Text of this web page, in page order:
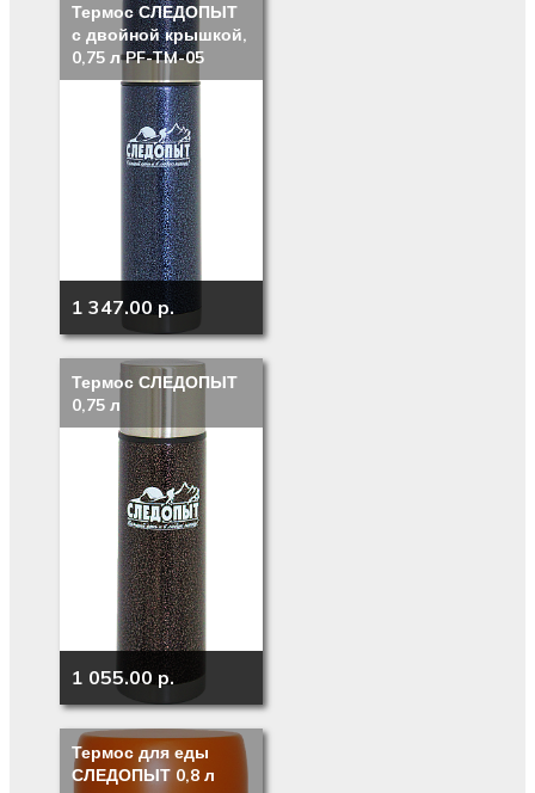
Термос СЛЕДОПЫТ
с двойной крышкой,
0,75 л PF-TM-05
1 347.00 p.
Термос СЛЕДОПЫТ
0,75 л
1 055.00 p.
Термос для еды
СЛЕДОПЫТ 0,8 л